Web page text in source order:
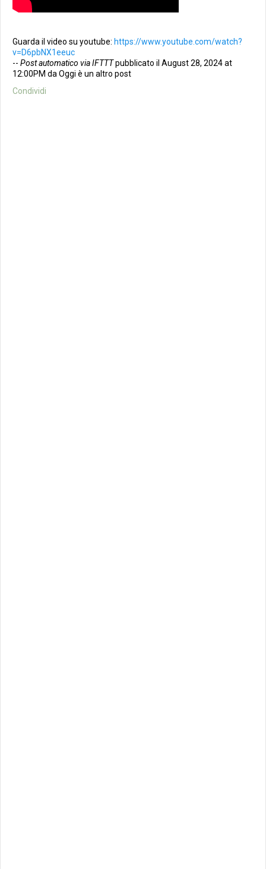
Guarda il video su youtube: https://www.youtube.com/watch?
v=D6pbNX1eeuc
-- Post automatico via IFTTTpubblicato il August 28, 2024 at
12:00PM da Oggi è un altro post
Condividi